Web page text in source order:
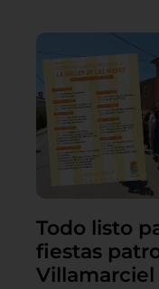
Todo listo
fiestas
Villamarciel